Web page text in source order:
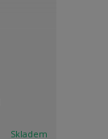
Skladem